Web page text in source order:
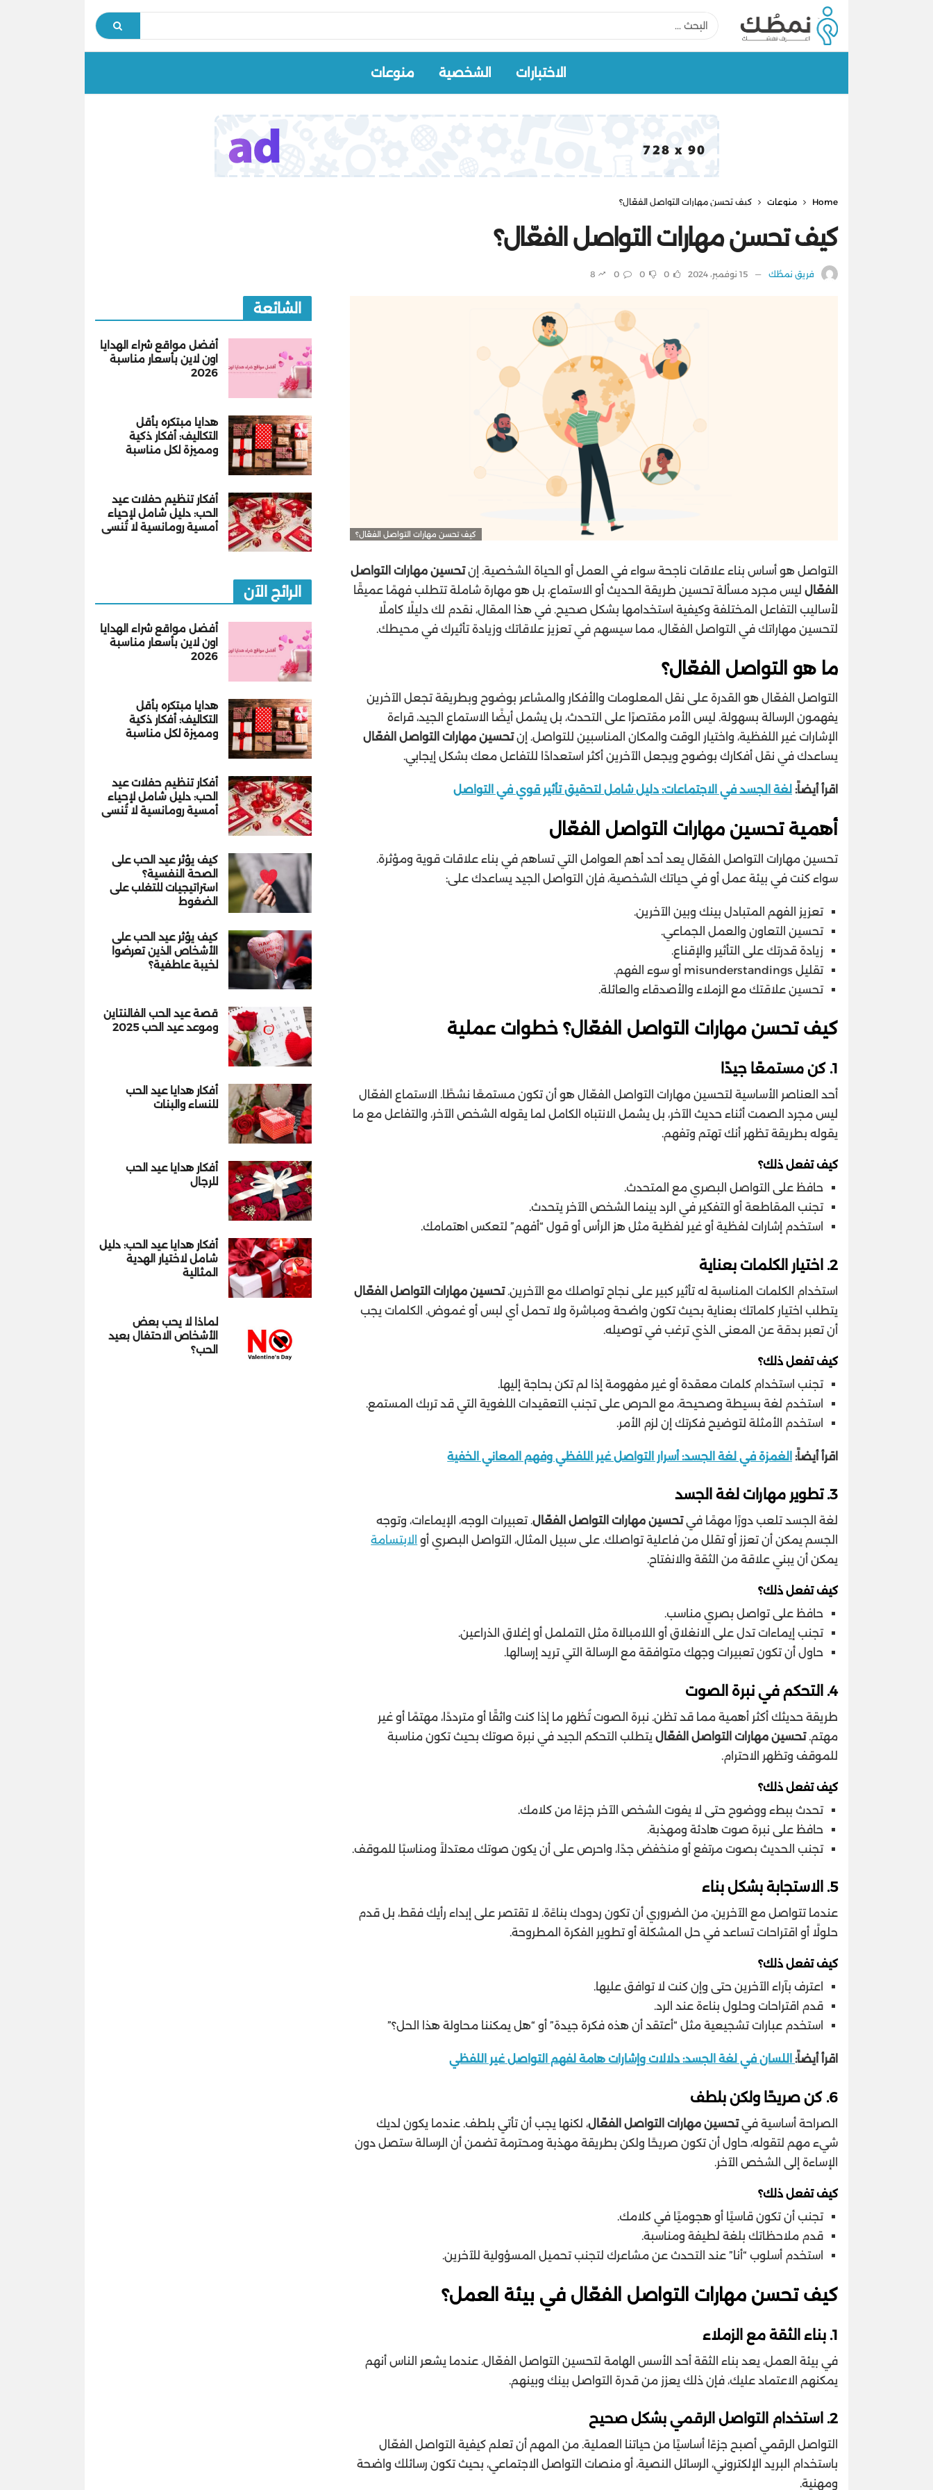
الاختبارات الشخصية منوعات
Home منوعات كيف تحسن مهارات التواصل الفعّال؟
كيف تحسن مهارات التواصل الفعّال؟
فريق نمطُك 15 نوفمبر، 2024 0
0
0
8
كيف تحسن مهارات التواصل الفعّال؟
التواصل هو أساس بناء علاقات ناجحة سواء في العمل أو الحياة الشخصية. إنتحسين مهارات التواصل
الفعّالليس مجرد مسألة تحسين طريقة الحديث أو الاستماع، بل هو مهارة شاملة تتطلب فهمًا عميقًا
لأساليب التفاعل المختلفة وكيفية استخدامها بشكل صحيح. في هذا المقال، نقدم لك دليلًا كاملًا
لتحسين مهاراتك في التواصل الفعّال، مما سيسهم في تعزيز علاقاتك وزيادة تأثيرك في محيطك.
ما هو التواصل الفعّال؟
التواصل الفعّال هو القدرة على نقل المعلومات والأفكار والمشاعر بوضوح وبطريقة تجعل الآخرين
يفهمون الرسالة بسهولة. ليس الأمر مقتصرًا على التحدث، بل يشمل أيضًا الاستماع الجيد، قراءة
الإشارات غير اللفظية، واختيار الوقت والمكان المناسبين للتواصل. إنتحسين مهارات التواصل الفعّال
يساعدك في نقل أفكارك بوضوح ويجعل الآخرين أكثر استعدادًا للتفاعل معك بشكل إيجابي.
اقرأ أيضاً: لغة الجسد في الاجتماعات: دليل شامل لتحقيق تأثير قوي في التواصل
أهمية تحسين مهارات التواصل الفعّال
تحسين مهارات التواصل الفعّال يعد أحد أهم العوامل التي تساهم في بناء علاقات قوية ومؤثرة.
سواء كنت في بيئة عمل أو في حياتك الشخصية، فإن التواصل الجيد يساعدك على:
تعزيز الفهم المتبادل بينك وبين الآخرين.
تحسين التعاون والعمل الجماعي.
زيادة قدرتك على التأثير والإقناع.
تقليل misunderstandings أو سوء الفهم.
تحسين علاقتك مع الزملاء والأصدقاء والعائلة.
كيف تحسن مهارات التواصل الفعّال؟ خطوات عملية
1. كن مستمعًا جيدًا
أحد العناصر الأساسية لتحسين مهارات التواصل الفعّال هو أن تكون مستمعًا نشطًا. الاستماع الفعّال
ليس مجرد الصمت أثناء حديث الآخر، بل يشمل الانتباه الكامل لما يقوله الشخص الآخر، والتفاعل مع ما
يقوله بطريقة تظهر أنك تهتم وتفهم.
كيف تفعل ذلك؟
حافظ على التواصل البصري مع المتحدث.
تجنب المقاطعة أو التفكير في الرد بينما الشخص الآخر يتحدث.
استخدم إشارات لفظية أو غير لفظية مثل هز الرأس أو قول “أفهم” لتعكس اهتمامك.
2. اختيار الكلمات بعناية
استخدام الكلمات المناسبة له تأثير كبير على نجاح تواصلك مع الآخرين.تحسين مهارات التواصل الفعّال
يتطلب اختيار كلماتك بعناية بحيث تكون واضحة ومباشرة ولا تحمل أي لبس أو غموض. الكلمات يجب
أن تعبر بدقة عن المعنى الذي ترغب في توصيله.
كيف تفعل ذلك؟
تجنب استخدام كلمات معقدة أو غير مفهومة إذا لم تكن بحاجة إليها.
استخدم لغة بسيطة وصحيحة، مع الحرص على تجنب التعقيدات اللغوية التي قد تربك المستمع.
استخدم الأمثلة لتوضيح فكرتك إن لزم الأمر.
اقرأ أيضاً: الغمزة في لغة الجسد: أسرار التواصل غير اللفظي وفهم المعاني الخفية
3. تطوير مهارات لغة الجسد
لغة الجسد تلعب دورًا مهمًا فيتحسين مهارات التواصل الفعّال. تعبيرات الوجه، الإيماءات، وتوجه
الجسم يمكن أن تعزز أو تقلل من فاعلية تواصلك. على سبيل المثال، التواصل البصري أو الابتسامة
يمكن أن يبني علاقة من الثقة والانفتاح.
كيف تفعل ذلك؟
حافظ على تواصل بصري مناسب.
تجنب إيماءات تدل على الانغلاق أو اللامبالاة مثل التململ أو إغلاق الذراعين.
حاول أن تكون تعبيرات وجهك متوافقة مع الرسالة التي تريد إرسالها.
4. التحكم في نبرة الصوت
طريقة حديثك أكثر أهمية مما قد تظن. نبرة الصوت تُظهر ما إذا كنت واثقًا أو مترددًا، مهتمًا أو غير
مهتم.تحسين مهارات التواصل الفعّاليتطلب التحكم الجيد في نبرة صوتك بحيث تكون مناسبة
للموقف وتظهر الاحترام.
كيف تفعل ذلك؟
تحدث ببطء ووضوح حتى لا يفوت الشخص الآخر جزءًا من كلامك.
حافظ على نبرة صوت هادئة ومهذبة.
تجنب الحديث بصوت مرتفع أو منخفض جدًا، واحرص على أن يكون صوتك معتدلاً ومناسبًا للموقف.
5. الاستجابة بشكل بناء
عندما تتواصل مع الآخرين، من الضروري أن تكون ردودك بناءًة. لا تقتصر على إبداء رأيك فقط، بل قدم
حلولًا أو اقتراحات تساعد في حل المشكلة أو تطوير الفكرة المطروحة.
كيف تفعل ذلك؟
اعترف بآراء الآخرين حتى وإن كنت لا توافق عليها.
قدم اقتراحات وحلول بناءة عند الرد.
استخدم عبارات تشجيعية مثل “أعتقد أن هذه فكرة جيدة” أو “هل يمكننا محاولة هذا الحل؟”
اقرأ أيضاً:اللسان في لغة الجسد: دلالات وإشارات هامة لفهم التواصل غير اللفظي
6. كن صريحًا ولكن بلطف
الصراحة أساسية فيتحسين مهارات التواصل الفعّال، لكنها يجب أن تأتي بلطف. عندما يكون لديك
شيء مهم لتقوله، حاول أن تكون صريحًا ولكن بطريقة مهذبة ومحترمة تضمن أن الرسالة ستصل دون
الإساءة إلى الشخص الآخر.
كيف تفعل ذلك؟
تجنب أن تكون قاسيًا أو هجوميًا في كلامك.
قدم ملاحظاتك بلغة لطيفة ومناسبة.
استخدم أسلوب “أنا” عند التحدث عن مشاعرك لتجنب تحميل المسؤولية للآخرين.
كيف تحسن مهارات التواصل الفعّال في بيئة العمل؟
1. بناء الثقة مع الزملاء
في بيئة العمل، يعد بناء الثقة أحد الأسس الهامة لتحسين التواصل الفعّال. عندما يشعر الناس أنهم
يمكنهم الاعتماد عليك، فإن ذلك يعزز من قدرة التواصل بينك وبينهم.
2. استخدام التواصل الرقمي بشكل صحيح
التواصل الرقمي أصبح جزءًا أساسيًا من حياتنا العملية. من المهم أن تعلم كيفية التواصل الفعّال
باستخدام البريد الإلكتروني، الرسائل النصية، أو منصات التواصل الاجتماعي، بحيث تكون رسائلك واضحة
ومهنية.
الشائعة
أفضل مواقع شراء الهدايا
اون لاين بأسعار مناسبة
2026
هدايا مبتكره بأقل
التكاليف: أفكار ذكية
ومميزة لكل مناسبة
أفكار تنظيم حفلات عيد
الحب: دليل شامل لإحياء
أمسية رومانسية لا تُنسى
الرائج الآن
أفضل مواقع شراء الهدايا
اون لاين بأسعار مناسبة
2026
هدايا مبتكره بأقل
التكاليف: أفكار ذكية
ومميزة لكل مناسبة
أفكار تنظيم حفلات عيد
الحب: دليل شامل لإحياء
أمسية رومانسية لا تُنسى
كيف يؤثر عيد الحب على
الصحة النفسية؟
استراتيجيات للتغلب على
الضغوط
كيف يؤثر عيد الحب على
الأشخاص الذين تعرضوا
لخيبة عاطفية؟
قصة عيد الحب الفالنتاين
وموعد عيد الحب 2025
أفكار هدايا عيد الحب
للنساء والبنات
أفكار هدايا عيد الحب
للرجال
أفكار هدايا عيد الحب: دليل
شامل لاختيار الهدية
المثالية
لماذا لا يحب بعض
الأشخاص الاحتفال بعيد
الحب؟